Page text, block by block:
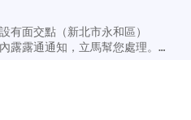
有面交點（新北市永和區）
露露通通知，立馬幫您處理。